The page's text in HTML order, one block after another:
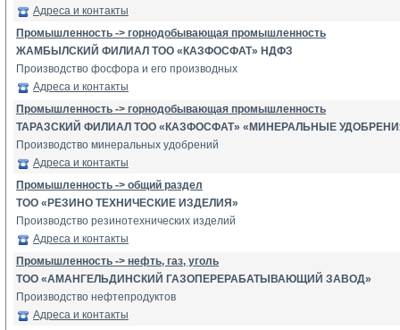
Адреса и контакты
Промышленность -> горнодобывающая промышленность
ЖАМБЫЛСКИЙ ФИЛИАЛ ТОО «КАЗФОСФАТ» НДФЗ
Производство фосфора и его производных
Адреса и контакты
Промышленность -> горнодобывающая промышленность
ТАРАЗСКИЙ ФИЛИАЛ ТОО «КАЗФОСФАТ» «МИНЕРАЛЬНЫЕ
Производство минеральных удобрений
Адреса и контакты
Промышленность -> общий раздел
ТОО «РЕЗИНО ТЕХНИЧЕСКИЕ ИЗДЕЛИЯ»
Производство резинотехнических изделий
Адреса и контакты
Промышленность -> нефть, газ, уголь
ТОО «АМАНГЕЛЬДИНСКИЙ ГАЗОПЕРЕРАБАТЫВАЮЩИЙ ЗАВОД»
Производство нефтепродуктов
Адреса и контакты